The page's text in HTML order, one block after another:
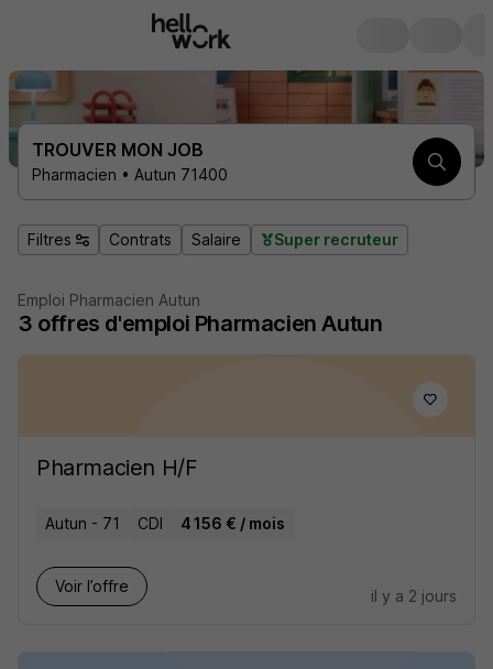
TROUVER MON JOB
Pharmacien • Autun 71400
Filtres Contrats Salaire Super recruteur
Emploi Pharmacien Autun
3 offres d'emploi Pharmacien Autun
Pharmacien H/F
Autun - 71 CDI 4 156 € / mois
Voir l’offre
il y a 2 jours